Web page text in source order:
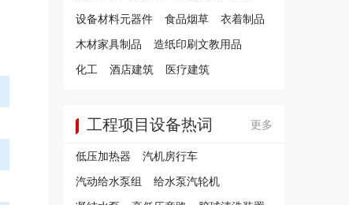
设备材料元器件
食品烟草
衣着制品
木材家具制品
造纸印刷文教用品
化工
酒店建筑 医疗建筑
工程项目设备热词 更多
低压加热器
汽机房行车
汽动给水泵组
给水泵汽轮机